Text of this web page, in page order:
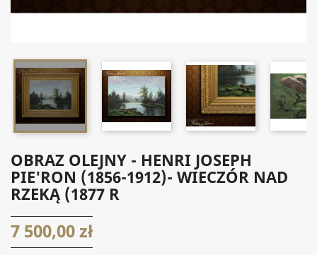
 
OBRAZ OLEJNY - HENRI JOSEPH
PIE'RON (1856-1912)- WIECZÓR NAD
RZEKĄ (1877 R
7 500,00 zł